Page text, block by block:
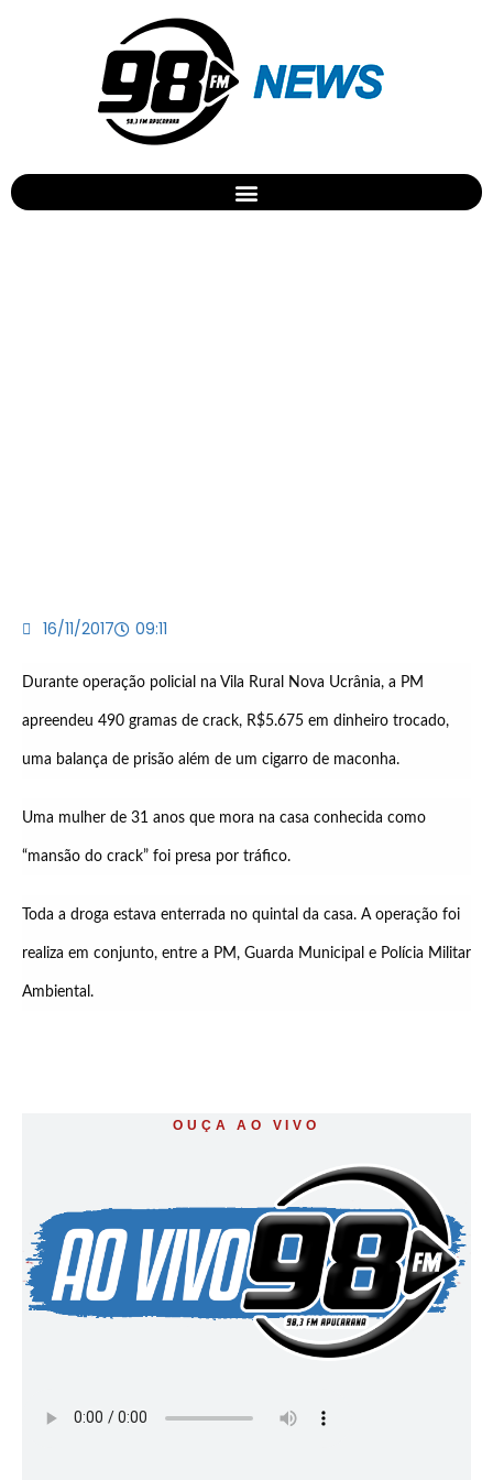
16/11/2017 09:11
Durante operação policial na Vila Rural Nova Ucrânia, a PM
apreendeu 490 gramas de crack, R$5.675 em dinheiro trocado,
uma balança de prisão além de um cigarro de maconha.
Uma mulher de 31 anos que mora na casa conhecida como
“mansão do crack” foi presa por tráfico.
Toda a droga estava enterrada no quintal da casa. A operação foi
realiza em conjunto, entre a PM, Guarda Municipal e Polícia Militar
Ambiental.
OUÇA AO VIVO